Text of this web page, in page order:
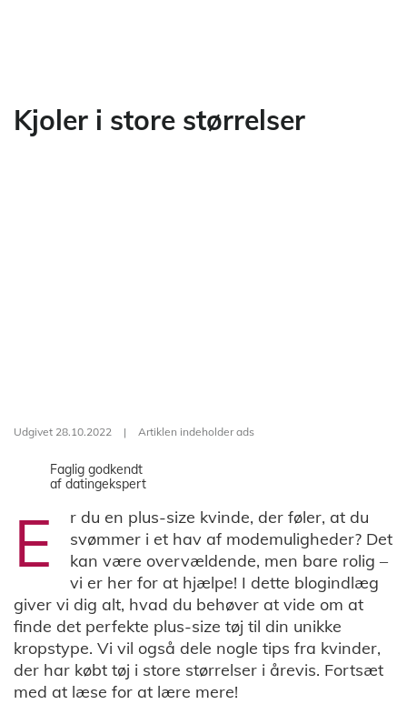
Kjoler i store størrelser
Udgivet 28.10.2022 | Artiklen indeholder ads
Faglig godkendt
af datingekspert
E
r du en plus-size kvinde, der føler, at du
svømmer i et hav af modemuligheder? Det
kan være overvældende, men bare rolig –
vi er her for at hjælpe! I dette blogindlæg
giver vi dig alt, hvad du behøver at vide om at
finde det perfekte plus-size tøj til din unikke
kropstype. Vi vil også dele nogle tips fra kvinder,
der har købt tøj i store størrelser i årevis. Fortsæt
med at læse for at lære mere!